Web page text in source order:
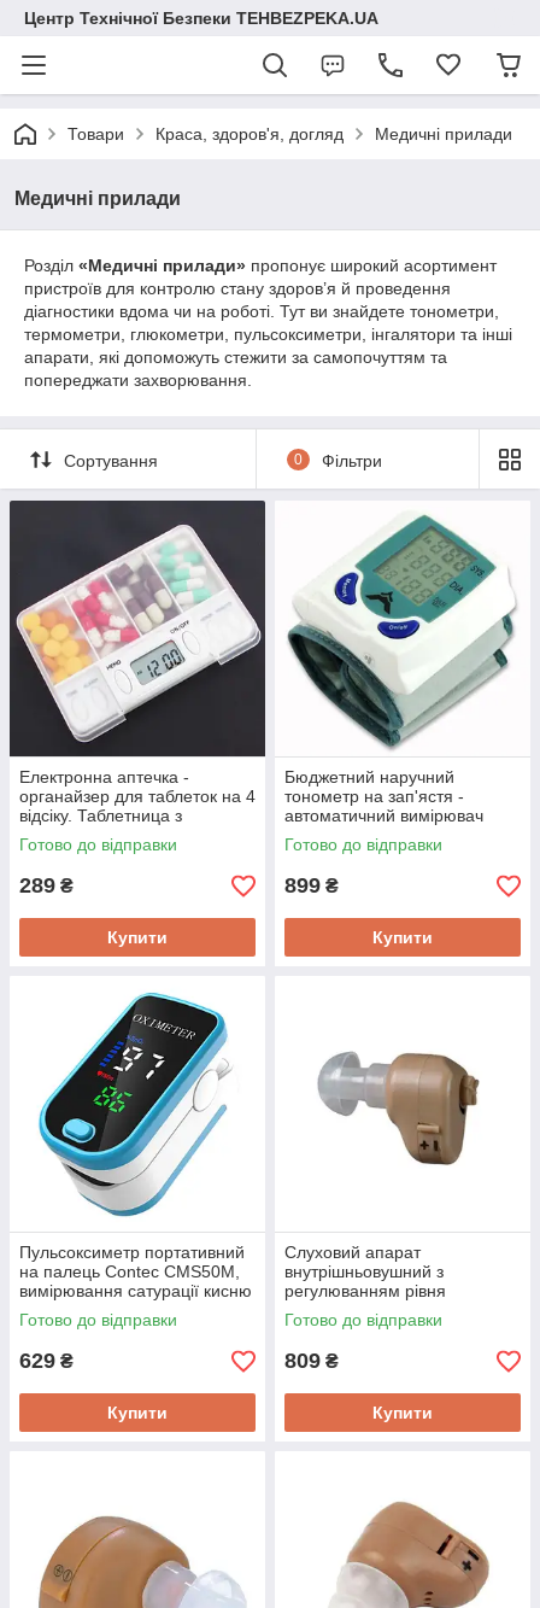
Центр Технічної Безпеки TEHBEZPEKA.UA
Товари Краса, здоров'я, догляд Медичні прилади
Медичні прилади
Розділ «Медичні прилади» пропонує широкий асортимент
пристроїв для контролю стану здоров’я й проведення
діагностики вдома чи на роботі. Тут ви знайдете тонометри,
термометри, глюкометри, пульсоксиметри, інгалятори та інші
апарати, які допоможуть стежити за самопочуттям та
попереджати захворювання.
Сортування 0 Фільтри
Електронна аптечка -
органайзер для таблеток на 4
відсіку. Таблетница з
таймером
Готово до відправки
289 ₴
Купити
Бюджетний наручний
тонометр на зап'ястя -
автоматичний вимірювач
тиску та пульсу з пам'яттю на
2-х ААА бат
Готово до відправки
899 ₴
Купити
Пульсоксиметр портативний
на палець Contec CMS50M,
вимірювання сатурації кисню
і частоти пульсу
Готово до відправки
629 ₴
Купити
Слуховий апарат
внутрішньовушний з
регулюванням рівня
посилення AXON K-80
Готово до відправки
809 ₴
Купити